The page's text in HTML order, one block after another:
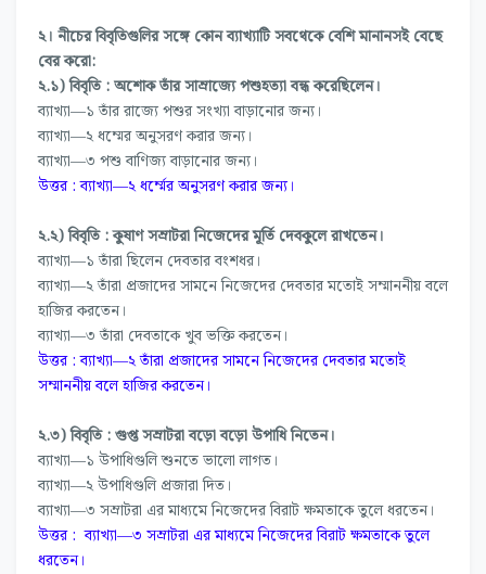
২। নীচের বিবৃতিগুলির সঙ্গে কোন ব্যাখ্যাটি সবথেকে বেশি মানানসই বেছে
বের করো:
২.১) বিবৃতি : অশোক তাঁর সাম্রাজ্যে পশুহত্যা বন্ধ করেছিলেন।
ব্যাখ্যা—১ তাঁর রাজ্যে পশুর সংখ্যা বাড়ানোর জন্য।
ব্যাখ্যা—২ ধম্মের অনুসরণ করার জন্য।
ব্যাখ্যা—৩ পশু বাণিজ্য বাড়ানোর জন্য।
উত্তর : ব্যাখ্যা—২ ধর্ম্মের অনুসরণ করার জন্য।
২.২) বিবৃতি : কুষাণ সম্রাটরা নিজেদের মূর্তি দেবকুলে রাখতেন।
ব্যাখ্যা—১ তাঁরা ছিলেন দেবতার বংশধর।
ব্যাখ্যা—২ তাঁরা প্রজাদের সামনে নিজেদের দেবতার মতোই সম্মাননীয় বলে
হাজির করতেন।
ব্যাখ্যা—৩ তাঁরা দেবতাকে খুব ভক্তি করতেন।
উত্তর : ব্যাখ্যা—২ তাঁরা প্রজাদের সামনে নিজেদের দেবতার মতোই
সম্মাননীয় বলে হাজির করতেন।
২.৩) বিবৃতি : গুপ্ত সম্রাটরা বড়ো বড়ো উপাধি নিতেন।
ব্যাখ্যা—১ উপাধিগুলি শুনতে ভালো লাগত।
ব্যাখ্যা—২ উপাধিগুলি প্রজারা দিত।
ব্যাখ্যা—৩ সম্রাটরা এর মাধ্যমে নিজেদের বিরাট ক্ষমতাকে তুলে ধরতেন।
উত্তর : ব্যাখ্যা—৩ সম্রাটরা এর মাধ্যমে নিজেদের বিরাট ক্ষমতাকে তুলে
ধরতেন।